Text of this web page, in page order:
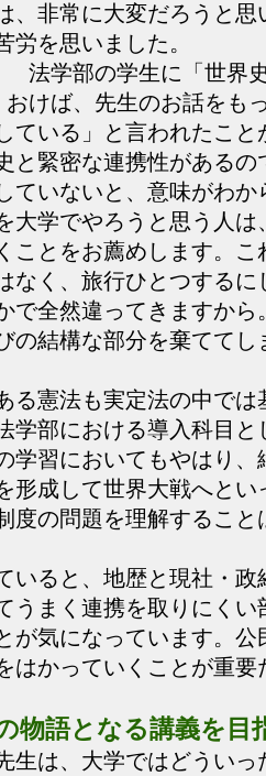
、非常に大変だろうと思
労を思いました。
法学部の学生に「世界
おけば、先生のお話をも
ている」と言われたこと
と緊密な連携性があるの
ていないと、意味がわか
大学でやろうと思う人は
ことをお薦めします。こ
なく、旅行ひとつするに
で全然違ってきますから
の結構な部分を棄ててし
る憲法も実定法の中では
学部における導入科目と
学習においてもやはり、
形成して世界大戦へとい
度の問題を理解すること
ると、地歴と現社・政
うまく連携を取りにくい
が気になっています。公
はかっていくことが重要
物語となる講義を目
生は、大学ではどういっ